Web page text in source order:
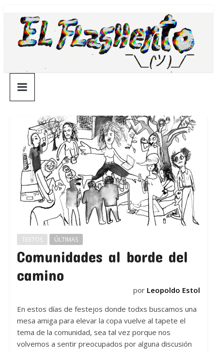
contenido
¯\_(ツ)_/
¯
TEXTOS ÚLTIMAS
Comunidades al borde del
camino
por Leopoldo Estol
En estos días de festejos donde todxs buscamos una
mesa amiga para elevar la copa vuelve al tapete el
tema de la comunidad, sea tal vez porque nos
volvemos a sentir preocupados por alguna discusión